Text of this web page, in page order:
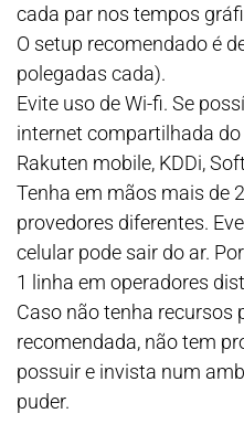
cada par nos tempos
O setup recomendado é
polegadas cada).
Evite uso de Wi-fi. Se
internet compartilhada
Rakuten mobile, KDDi,
Tenha em mãos mais de
provedores diferentes.
celular pode sair do ar.
1 linha em operadores
Caso não tenha recursos
recomendada, não tem
possuir e invista num
puder.